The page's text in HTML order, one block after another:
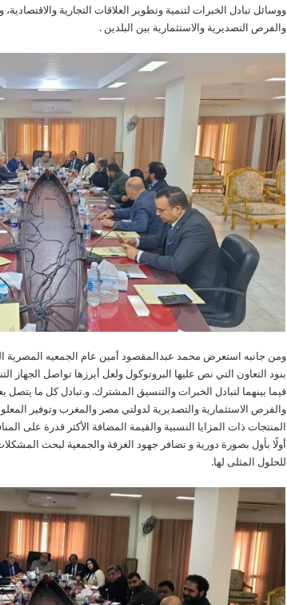
ووسائل تبادل الخبرات لتنمية وتطوير العلاقات التجارية
والفرص التصديرية والاستثمارية بين البلدين .
ومن جانبه استعرض محمد عبدالمقصود أمين عام الجمعيه المصرية
بنود التعاون التي نص عليها البروتوكول ولعل أبرزها تواصل الجهاز
فيما بينهما لتبادل الخبرات والتنسيق المشترك. و.تبادل كل ما يتصل
والفرص الاستثمارية والتصديرية لدولتي مصر والمغرب وتوفير
المنتجات ذات المزايا النسبية والقيمة المضافة الأكثر قدرة على
أولًا بأول بصورة دورية و تضافر جهود الغرفة والجمعية لبحث
للحلول المثلى لها.